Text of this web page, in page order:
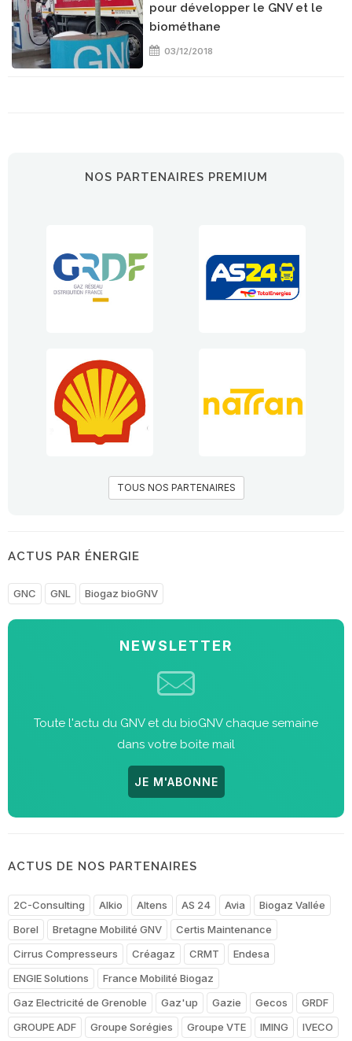
pour développer le GNV et le
biométhane
03/12/2018
NOS PARTENAIRES PREMIUM
TOUS NOS PARTENAIRES
ACTUS PAR ÉNERGIE
GNC GNL Biogaz bioGNV
NEWSLETTER
Toute l'actu du GNV et du bioGNV chaque semaine
dans votre boite mail
JE M'ABONNE
ACTUS DE NOS PARTENAIRES
2C-Consulting Alkio Altens AS 24 Avia
Biogaz Vallée
Borel
Bretagne Mobilité GNV
Certis Maintenance
Cirrus Compresseurs
Créagaz CRMT
Endesa
ENGIE Solutions
France Mobilité Biogaz
Gaz Electricité de Grenoble
Gaz'up Gazie Gecos
GRDF
GROUPE ADF
Groupe Sorégies Groupe VTE IMING IVECO